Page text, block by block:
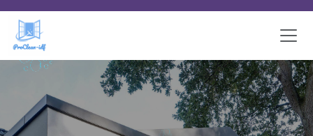
Skip to main content